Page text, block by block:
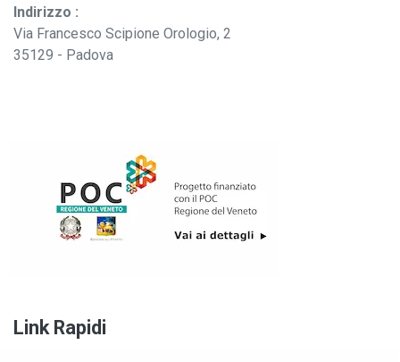
Indirizzo :
Via Francesco Scipione Orologio, 2
35129 - Padova
Link Rapidi